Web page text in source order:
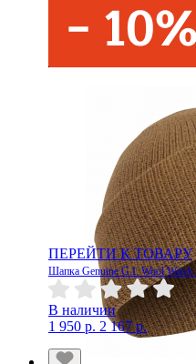
ПЕРЕЙТИ К ТОВАРУ
Шапка Genuine G.I. Wool
В наличии
1 950 р. 2 167 р.